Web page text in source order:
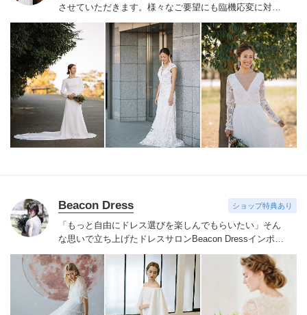
させていただきます。様々なご要望にも臨機応変に対応
し、人生で一番輝く笑顔を創り出します。
Beacon Dress ショップ特典あり
「もっと自由にドレス選びを楽しんでもらいたい」そん
な思いで立ち上げたドレスサロンBeacon Dressインポー
トドレスならではの繊細なレースやビジューをあしらっ
たドレスを手の届く価格でご用意
NYで注目されているア
クセサリーブランドRANJANA KHAN、シューズブラン
ドbellabelle shoesなどインポートアイテムも取り扱って
おります
自由でおしゃれなウェディングを目指すすべて